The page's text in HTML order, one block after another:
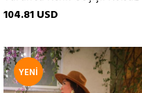
104.81 USD
YENI